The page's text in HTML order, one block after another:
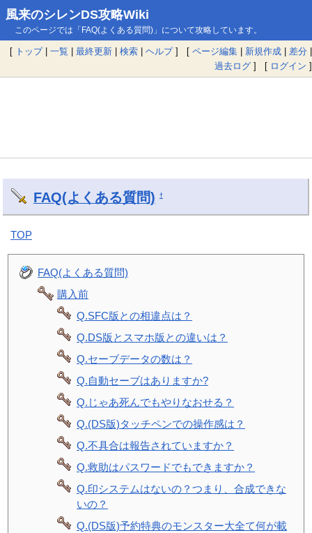
風来のシレンDS攻略Wiki
このページでは「FAQ(よくある質問)」について攻略しています。
[ トップ| 一覧 | 最終更新 | 検索 | ヘルプ] [ ページ編集 | 新規作成 | 差分 |
過去ログ ] [ ログイン ]
FAQ(よくある質問) †
TOP
FAQ(よくある質問)
購入前
Q.SFC版との相違点は？
Q.DS版とスマホ版との違いは？
Q.セーブデータの数は？
Q.自動セーブはありますか?
Q.じゃあ死んでもやりなおせる？
Q.(DS版)タッチペンでの操作感は？
Q.不具合は報告されていますか？
Q.救助はパスワードでもできますか？
Q.印システムはないの？つまり、合成できな
いの？
Q.(DS版)予約特典のモンスター大全て何が載